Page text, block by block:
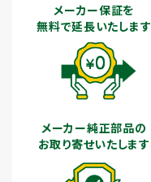
メーカー保証を
無料で延長いたします
メーカー純正部品の
お取り寄せいたします